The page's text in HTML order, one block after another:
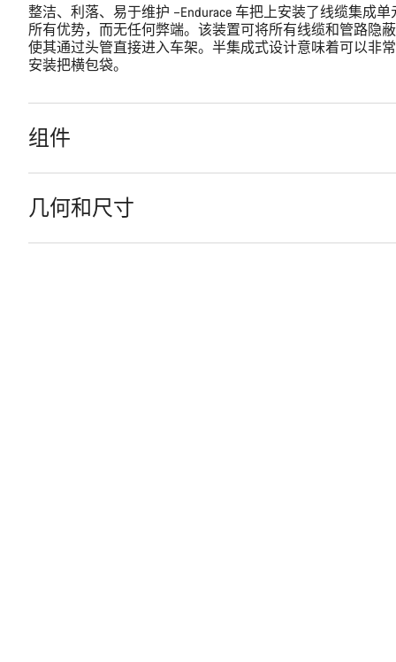
整洁、利落、易于维护 –Endurace 车把上安装了线缆集成
所有优势，而无任何弊端。该装置可将所有线缆和管路隐
使其通过头管直接进入车架。半集成式设计意味着可以非
安装把横包袋。
组件
几何和尺寸